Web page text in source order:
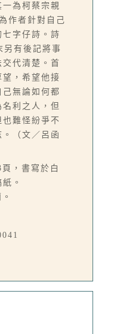
為柯蔡宗親
作者針對自己
字仔詩。詩
另有後記將事
代清楚。首
，希望他接
無論如何都
利之人，但
難怪紛爭不
（文／呂函
，書寫於白
。